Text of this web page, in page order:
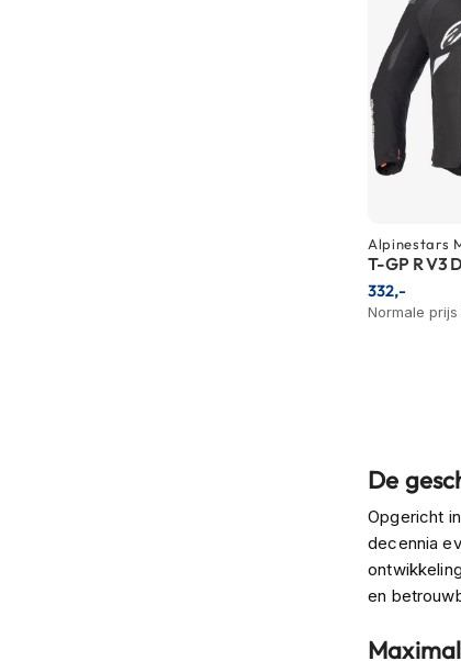
Alpinestars
T-GP R V3
Normale prijs
332,-
De
Opgericht
decennia
en